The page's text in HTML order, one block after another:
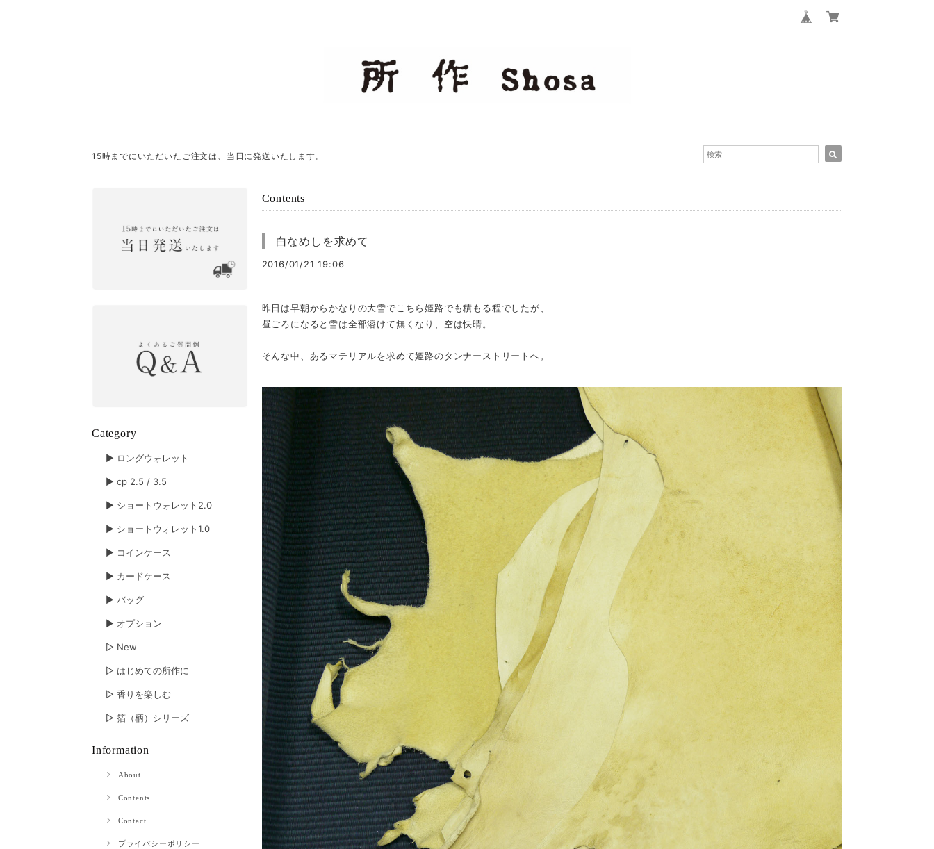
15時までにいただいたご注文は、当日に発送いたします。
Category
▶︎ ロングウォレット
▶︎ cp 2.5 / 3.5
▶︎ ショートウォレット2.0
▶︎ ショートウォレット1.0
▶︎ コインケース
▶︎ カードケース
▶︎ バッグ
▶︎ オプション
▷ New
▷ はじめての所作に
▷ 香りを楽しむ
▷ 箔（柄）シリーズ
Information
About
Contents
Contact
プライバシーポリシー
Contents
白なめしを求めて
2016/01/21 19:06
昨日は早朝からかなりの大雪でこちら姫路でも積もる程でしたが、
昼ごろになると雪は全部溶けて無くなり、空は快晴。
そんな中、あるマテリアルを求めて姫路のタンナーストリートへ。